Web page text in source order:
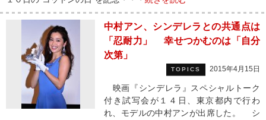
中村アン、シンデレラとの共通点は
「忍耐力」 幸せつかむのは「自分
次第」
TOPICS 2015年4月15日
映画『シンデレラ』スペシャルトーク
付き試写会が１４日、東京都内で行わ
れ、モデルの中村アンが出席した。 シ